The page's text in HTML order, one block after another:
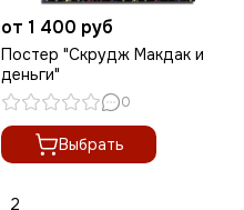
от 1 400 руб
Постер "Скрудж Макдак и
деньги"
0
Выбрать
2